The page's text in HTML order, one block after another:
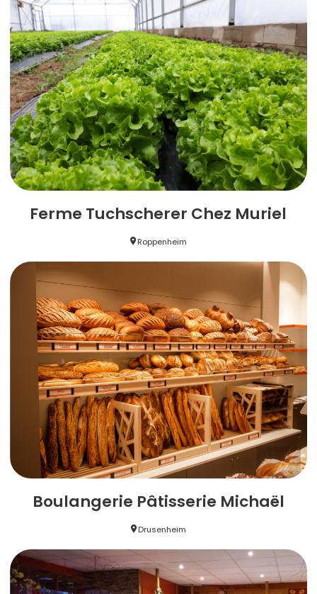
Ferme Tuchscherer Chez Muriel
Roppenheim
Boulangerie Pâtisserie Michaël
Drusenheim